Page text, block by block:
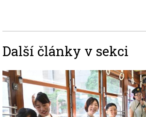
Další články v sekci
Image